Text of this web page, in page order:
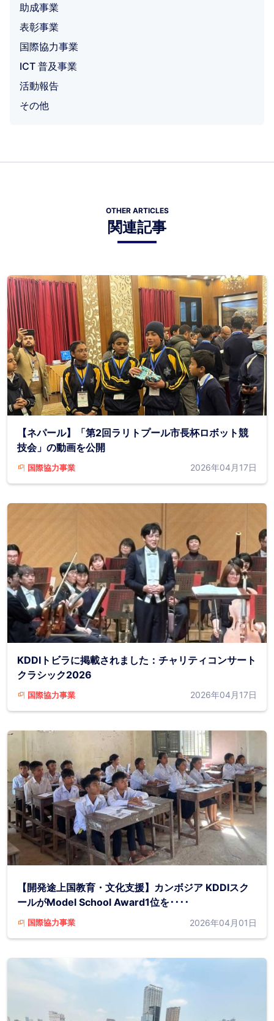
助成事業
表彰事業
国際協力事業
ICT 普及事業
活動報告
その他
OTHER ARTICLES
関連記事
【ネパール】「第2回ラリトプール市長杯ロボット競
技会」の動画を公開
国際協力事業 2026年04月17日
KDDIトビラに掲載されました：チャリティコンサート
クラシック2026
国際協力事業 2026年04月17日
【開発途上国教育・文化支援】カンボジア KDDIスク
ールがModel School Award1位を････
国際協力事業 2026年04月01日